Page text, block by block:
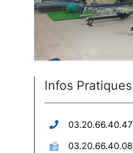
Infos Pratiques
03.20.66.40.47
03.20.66.40.08